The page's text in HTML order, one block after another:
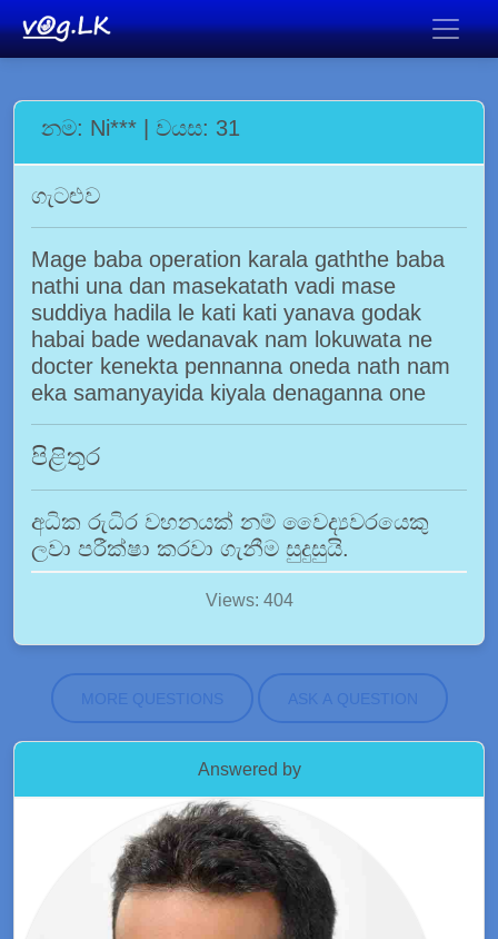
නම: Ni*** | වයස: 31
ගැටළුව
Mage baba operation karala gaththe baba
nathi una dan masekatath vadi mase
suddiya hadila le kati kati yanava godak
habai bade wedanavak nam lokuwata ne
docter kenekta pennanna oneda nath nam
eka samanyayida kiyala denaganna one
පිළිතුර
අධික රුධිර වහනයක් නම් වෛද්‍යවරයෙකු
ලවා පරීක්ෂා කරවා ගැනීම සුදුසුයි.
Views: 404
MORE QUESTIONS ASK A QUESTION
Answered by